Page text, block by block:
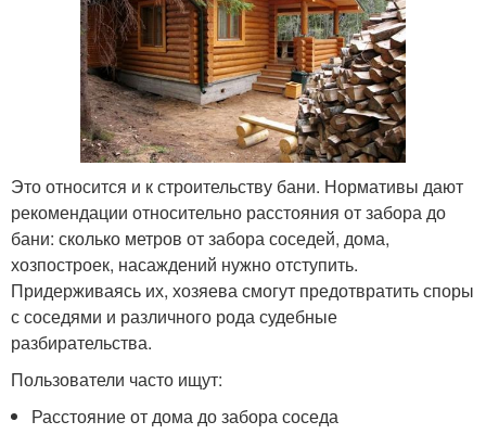
Это относится и к строительству бани. Нормативы дают
рекомендации относительно расстояния от забора до
бани: сколько метров от забора соседей, дома,
хозпостроек, насаждений нужно отступить.
Придерживаясь их, хозяева смогут предотвратить споры
с соседями и различного рода судебные
разбирательства.
Пользователи часто ищут:
Расстояние от дома до забора соседа